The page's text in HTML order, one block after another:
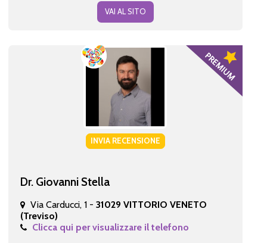
VAI AL SITO
INVIA RECENSIONE
Dr. Giovanni Stella
Via Carducci, 1 - 31029 VITTORIO VENETO
(Treviso)
Clicca qui per visualizzare il telefono